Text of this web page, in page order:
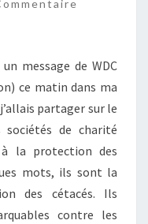
message de WDC
ce matin dans ma
partager sur le
de charité
la protection des
mots, ils sont la
des cétacés. Ils
contre les